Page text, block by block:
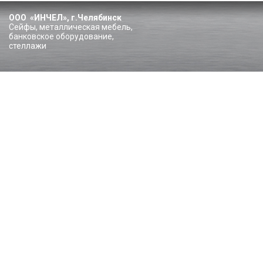
ООО «ИНЧЕЛ», г.Челябинск
Сейфы, металлическая мебель,
банковское оборудование,
стеллажи